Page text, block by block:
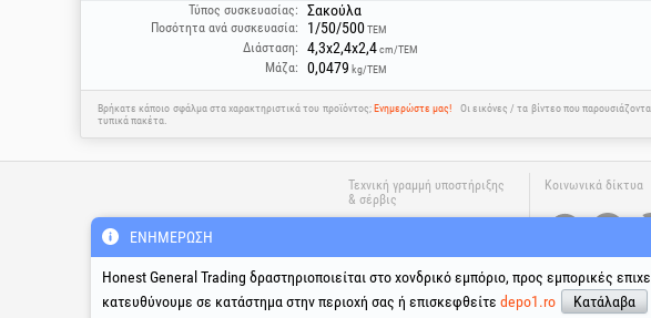
Τύπος συσκευασίας: Σακούλα
Ποσότητα ανά συσκευασία: 1/50/500ΤΕΜ
Διάσταση: 4,3x2,4x2,4cm/ΤΕΜ
Μάζα: 0,0479 kg/ΤΕΜ
Βρήκατε κάποιο σφάλμα στα χαρακτηριστικά του προϊόντος;Ενημερώστε μας!
Οι εικόνες / τα βίντεο που
τυπικά πακέτα.
Τεχνική γραμμή υποστήριξης
& σέρβις
Δευτέρα - Παρασκευή
08:00 - 17:30
Κοινωνικά δίκτυα
ΕΝΗΜΈΡΩΣΗ
Honest General Trading δραστηριοποιείται στο χονδρικό εμπόριο, προς εμπορικές
κατευθύνουμε σε κατάστημα στην περιοχή σας ή επισκεφθείτε depo1.ro Κατάλαβα